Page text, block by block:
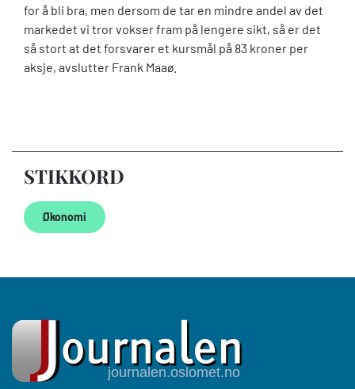
for å bli bra, men dersom de tar en mindre andel av det
markedet vi tror vokser fram på lengere sikt, så er det
så stort at det forsvarer et kursmål på 83 kroner per
aksje, avslutter Frank Maaø.
STIKKORD
Økonomi